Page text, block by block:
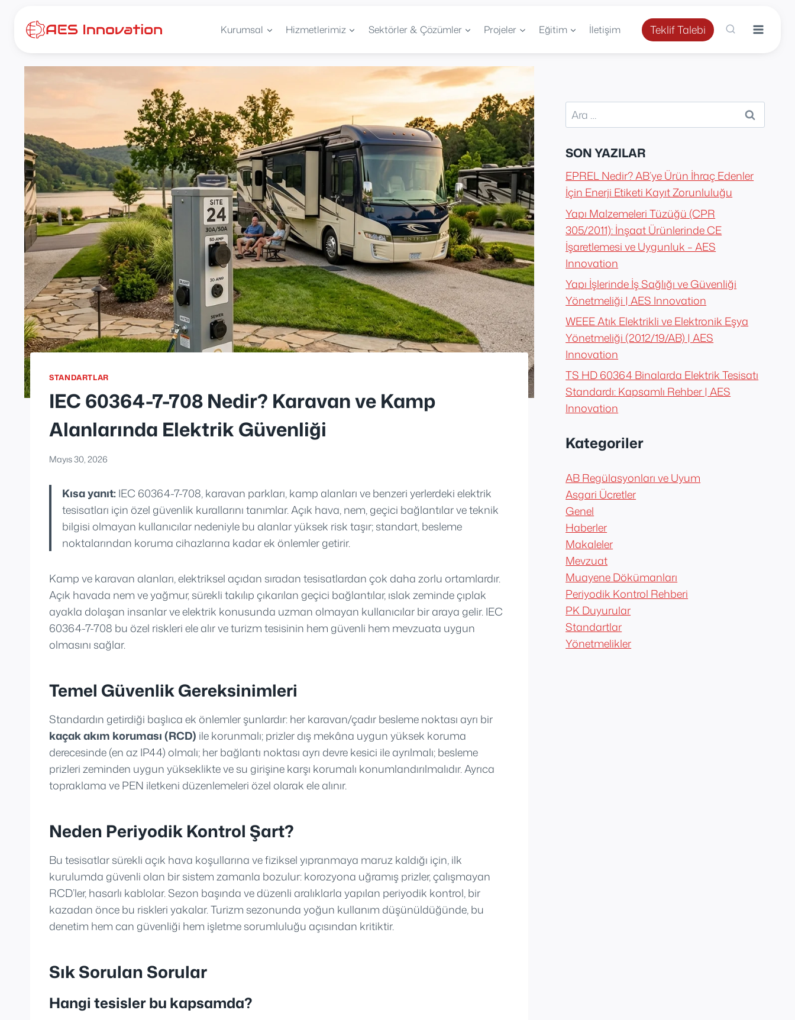
Kurumsal Hizmetlerimiz Sektörler & Çözümler Projeler Eğitim İletişim Teklif Talebi
STANDARTLAR
IEC 60364-7-708 Nedir? Karavan ve Kamp
Alanlarında Elektrik Güvenliği
Mayıs 30, 2026
Kısa yanıt:IEC 60364-7-708, karavan parkları, kamp alanları ve benzeri yerlerdeki elektrik
tesisatları için özel güvenlik kurallarını tanımlar. Açık hava, nem, geçici bağlantılar ve teknik
bilgisi olmayan kullanıcılar nedeniyle bu alanlar yüksek risk taşır; standart, besleme
noktalarından koruma cihazlarına kadar ek önlemler getirir.
Kamp ve karavan alanları, elektriksel açıdan sıradan tesisatlardan çok daha zorlu ortamlardır.
Açık havada nem ve yağmur, sürekli takılıp çıkarılan geçici bağlantılar, ıslak zeminde çıplak
ayakla dolaşan insanlar ve elektrik konusunda uzman olmayan kullanıcılar bir araya gelir. IEC
60364-7-708 bu özel riskleri ele alır ve turizm tesisinin hem güvenli hem mevzuata uygun
olmasını sağlar.
Temel Güvenlik Gereksinimleri
Standardın getirdiği başlıca ek önlemler şunlardır: her karavan/çadır besleme noktası ayrı bir
kaçak akım koruması (RCD) ile korunmalı; prizler dış mekâna uygun yüksek koruma
derecesinde (en az IP44) olmalı; her bağlantı noktası ayrı devre kesici ile ayrılmalı; besleme
prizleri zeminden uygun yükseklikte ve su girişine karşı korumalı konumlandırılmalıdır. Ayrıca
topraklama ve PEN iletkeni düzenlemeleri özel olarak ele alınır.
Neden Periyodik Kontrol Şart?
Bu tesisatlar sürekli açık hava koşullarına ve fiziksel yıpranmaya maruz kaldığı için, ilk
kurulumda güvenli olan bir sistem zamanla bozulur: korozyona uğramış prizler, çalışmayan
RCD’ler, hasarlı kablolar. Sezon başında ve düzenli aralıklarla yapılan periyodik kontrol, bir
kazadan önce bu riskleri yakalar. Turizm sezonunda yoğun kullanım düşünüldüğünde, bu
denetim hem can güvenliği hem işletme sorumluluğu açısından kritiktir.
Sık Sorulan Sorular
Hangi tesisler bu kapsamda?
Arama:
SON YAZILAR
EPREL Nedir? AB’ye Ürün İhraç Edenler
İçin Enerji Etiketi Kayıt Zorunluluğu
Yapı Malzemeleri Tüzüğü (CPR
305/2011): İnşaat Ürünlerinde CE
İşaretlemesi ve Uygunluk – AES
Innovation
Yapı İşlerinde İş Sağlığı ve Güvenliği
Yönetmeliği | AES Innovation
WEEE Atık Elektrikli ve Elektronik Eşya
Yönetmeliği (2012/19/AB) | AES
Innovation
TS HD 60364 Binalarda Elektrik Tesisatı
Standardı: Kapsamlı Rehber | AES
Innovation
Kategoriler
AB Regülasyonları ve Uyum
Asgari Ücretler
Genel
Haberler
Makaleler
Mevzuat
Muayene Dökümanları
Periyodik Kontrol Rehberi
PK Duyurular
Standartlar
Yönetmelikler